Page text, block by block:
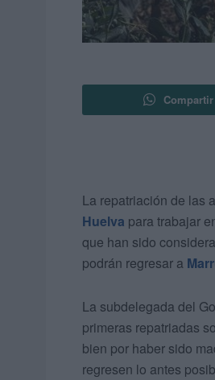
La repatriación de las
Huelva para trabajar
que han sido
podrán regresar a
La subdelegada del
primeras repatriadas
bien por haber sido
regresen lo antes